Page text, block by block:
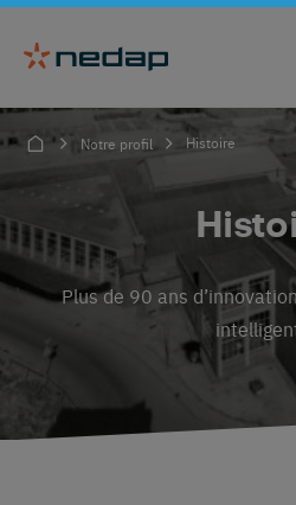
Notre profil Histoire
Plus de 90 ans